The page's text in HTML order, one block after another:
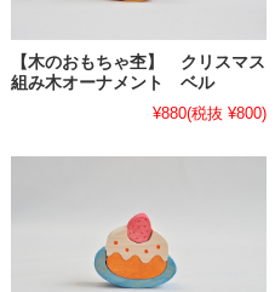
【木のおもちゃ杢】 クリスマス
組み木オーナメント ベル
¥880(税抜 ¥800)